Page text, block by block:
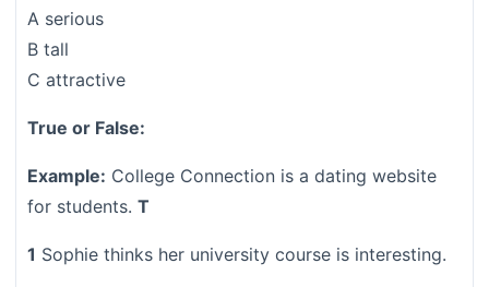
A serious
B tall
C attractive
True or False:
Example: College Connection is a dating website
for students. T
1 Sophie thinks her university course is interesting.